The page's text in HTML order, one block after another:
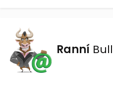
Ranní